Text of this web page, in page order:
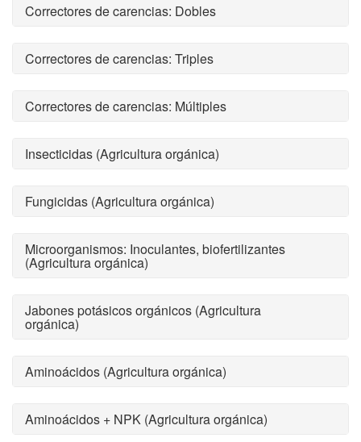
Correctores de carencias: Dobles
Correctores de carencias: Triples
Correctores de carencias: Múltiples
Insecticidas (Agricultura orgánica)
Fungicidas (Agricultura orgánica)
Microorganismos: Inoculantes, biofertilizantes
(Agricultura orgánica)
Jabones potásicos orgánicos (Agricultura
orgánica)
Aminoácidos (Agricultura orgánica)
Aminoácidos + NPK (Agricultura orgánica)